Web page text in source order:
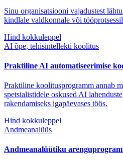
Sinu organisatsiooni vajadustest
kindlale valdkonnale või
Hind kokkuleppel
AI õpe, tehisintellekti koolitus
Praktiline AI automatiseerimise
Praktiline koolitusprogramm annab
spetsialistidele oskused AI
rakendamiseks igapäevases töös.
Hind kokkuleppel
Andmeanalüüs
Andmeanalüütiku